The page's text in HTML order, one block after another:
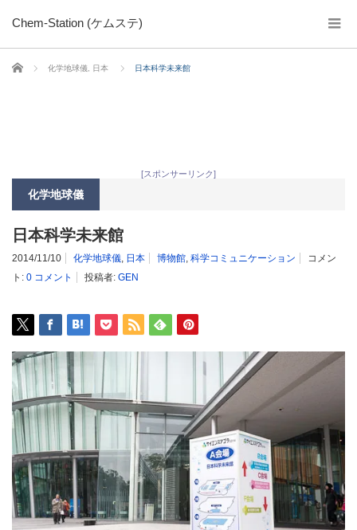
Chem-Station (ケムステ)
ホーム 化学地球儀 日本 日本科学未来館
[スポンサーリンク]
化学地球儀
日本科学未来館
2014/11/10 化学地球儀, 日本 博物館, 科学コミュニケーション
コメン
ト: 0 コメント 投稿者: GEN